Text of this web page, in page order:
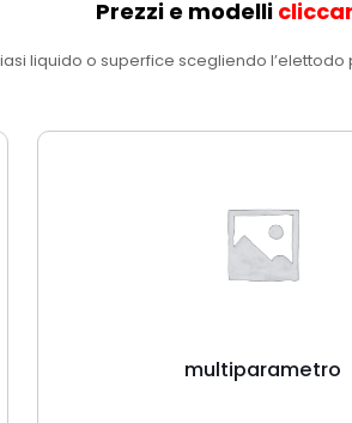
Prezzi e modelli
liquido o superfice scegliendo
multiparametro